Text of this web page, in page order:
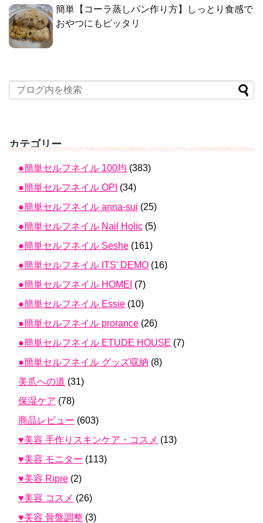
簡単【コーラ蒸しパン作り方】しっとり食感で
おやつにもピッタリ
カテゴリー
●簡単セルフネイル 100均 (383)
●簡単セルフネイル OPI (34)
●簡単セルフネイル anna-sui (25)
●簡単セルフネイル Nail Holic (5)
●簡単セルフネイル Seshe (161)
●簡単セルフネイル ITS' DEMO (16)
●簡単セルフネイル HOMEI (7)
●簡単セルフネイル Essie (10)
●簡単セルフネイル prorance (26)
●簡単セルフネイル ETUDE HOUSE (7)
●簡単セルフネイル グッズ収納 (8)
美爪への道 (31)
保湿ケア (78)
商品レビュー (603)
♥美容 手作りスキンケア・コスメ (13)
♥美容 モニター (113)
♥美容 Ripre (2)
♥美容 コスメ (26)
♥美容 骨盤調整 (3)